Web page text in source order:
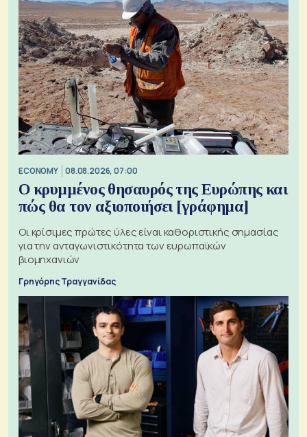
ECONOMY 08.08.2026, 07:00
Ο κρυμμένος θησαυρός της Ευρώπης και
πώς θα τον αξιοποιήσει [γράφημα]
Οι κρίσιμες πρώτες ύλες είναι καθοριστικής σημασίας
για την ανταγωνιστικότητα των ευρωπαϊκών
βιομηχανιών
Γρηγόρης Τραγγανίδας